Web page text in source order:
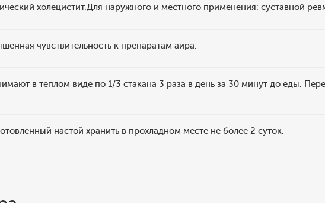
холецистит.Для наружного и местного применения: суставной
чувствительность к препаратам аира.
в теплом виде по 1/3 стакана 3 раза в день за 30 минут до еды.
настой хранить в прохладном месте не более 2 суток.